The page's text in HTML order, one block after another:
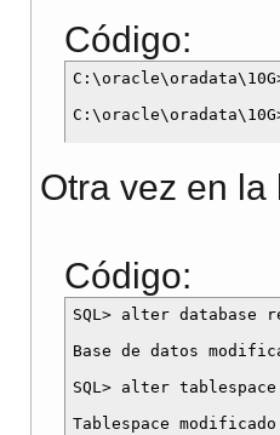
Código:
Otra vez en la
Código:
SQL> alter database
Base de datos
SQL> alter
Tablespace